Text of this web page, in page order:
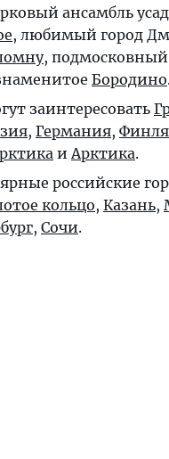
ансамбль
, любимый город
, подмосковный
Бородино
заинтересовать
, Германия,
и Арктика.
российские
кольцо, Казань,
, Сочи.